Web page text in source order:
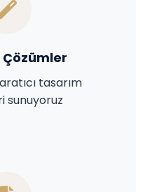
Çözümler
tasarım
sunuyoruz